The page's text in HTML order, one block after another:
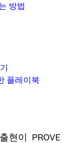
방법
플레이북
현이 PROVE